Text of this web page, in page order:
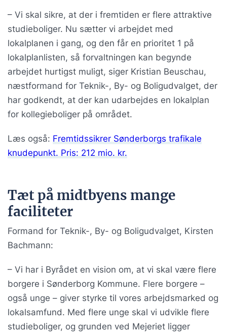
– Vi skal sikre, at der i fremtiden er flere attraktive
studieboliger. Nu sætter vi arbejdet med
lokalplanen i gang, og den får en prioritet 1 på
lokalplanlisten, så forvaltningen kan begynde
arbejdet hurtigst muligt, siger Kristian Beuschau,
næstformand for Teknik-, By- og Boligudvalget, der
har godkendt, at der kan udarbejdes en lokalplan
for kollegieboliger på området.
Læs også: Fremtidssikrer Sønderborgs trafikale
knudepunkt. Pris: 212 mio. kr.
Tæt på midtbyens mange
faciliteter
Formand for Teknik-, By- og Boligudvalget, Kirsten
Bachmann:
– Vi har i Byrådet en vision om, at vi skal være flere
borgere i Sønderborg Kommune. Flere borgere –
også unge – giver styrke til vores arbejdsmarked og
lokalsamfund. Med flere unge skal vi udvikle flere
studieboliger, og grunden ved Mejeriet ligger